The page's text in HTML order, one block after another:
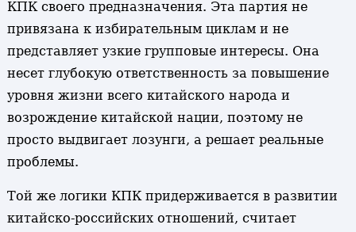
КПК своего предназначения. Эта партия не
привязана к избирательным циклам и не
представляет узкие групповые интересы. Она
несет глубокую ответственность за повышение
уровня жизни всего китайского народа и
возрождение китайской нации, поэтому не
просто выдвигает лозунги, а решает реальные
проблемы.
Той же логики КПК придерживается в развитии
китайско-российских отношений, считает